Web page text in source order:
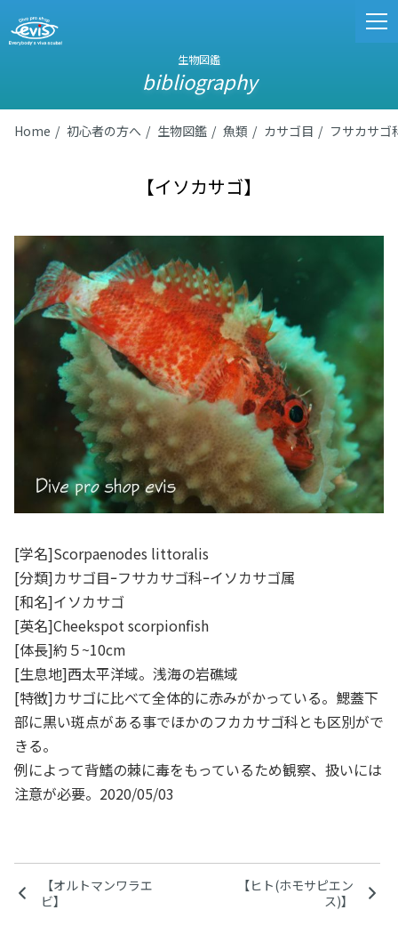
生物図鑑
bibliography
Home 初心者の方へ 生物図鑑 魚類 カサゴ目 フサカサゴ
【イソカサゴ】
[学名]Scorpaenodes littoralis
[分類]カサゴ目ｰフサカサゴ科ｰイソカサゴ属
[和名]イソカサゴ
[英名]Cheekspot scorpionfish
[体長]約５~10cm
[生息地]西太平洋域。浅海の岩礁域
[特徴]カサゴに比べて全体的に赤みがかっている。鰓蓋下
部に黒い斑点がある事でほかのフカカサゴ科とも区別がで
きる。
例によって背鰭の棘に毒をもっているため観察、扱いには
注意が必要。2020/05/03
【オルトマンワラエ
ビ】
【ヒト(ホモサピエン
ス)】